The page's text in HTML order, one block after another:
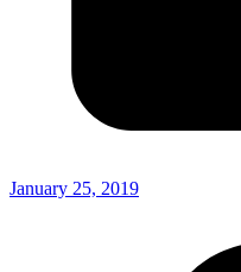
January 25, 2019